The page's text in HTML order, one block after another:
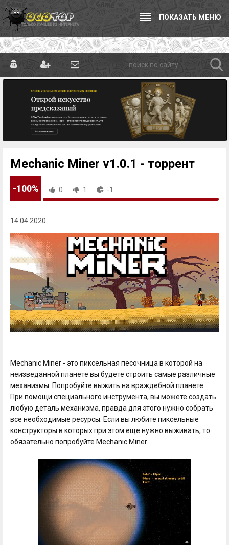
ПОКАЗАТЬ МЕНЮ
Mechanic Miner v1.0.1 - торрент
-100% 0 1 -1
14.04.2020
Mechanic Miner - это пиксельная песочница в которой на
неизведанной планете вы будете строить самые различные
механизмы. Попробуйте выжить на враждебной планете.
При помощи специального инструмента, вы можете создать
любую деталь механизма, правда для этого нужно собрать
все необходимые ресурсы. Если вы любите пиксельные
конструкторы в которых при этом еще нужно выживать, то
обязательно попробуйте Mechanic Miner.